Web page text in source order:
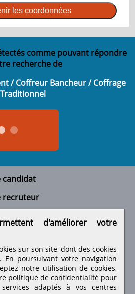
les coordonnées
comme pouvant répondre
recherche de
/ Coffreur Bancheur / Coffrage
Traditionnel
candidat
recruteur
sur les réseaux sociaux
d'améliorer votre
sur son site, dont des cookies
En poursuivant votre navigation
notre utilisation de cookies,
politique de confidentialité pour
adaptés à vos centres